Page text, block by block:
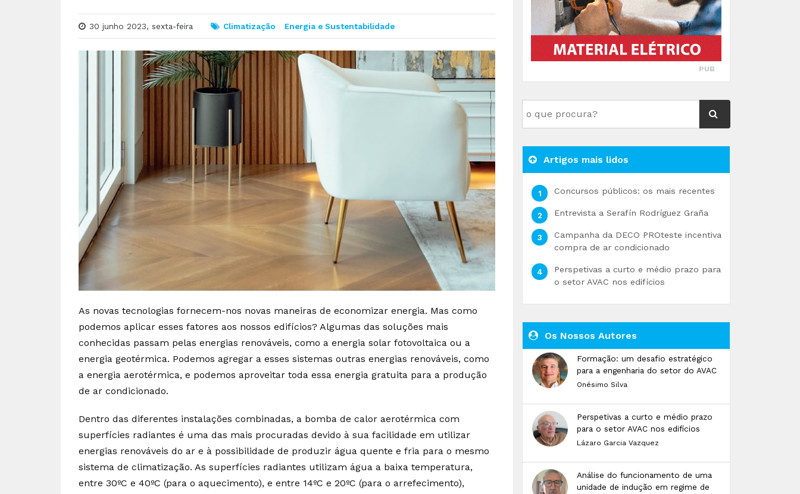
30 junho 2023, sexta-feira Climatização Energia e Sustentabilidade
As novas tecnologias fornecem-nos novas maneiras de economizar energia. Mas como
podemos aplicar esses fatores aos nossos edifícios? Algumas das soluções mais
conhecidas passam pelas energias renováveis, como a energia solar fotovoltaica ou a
energia geotérmica. Podemos agregar a esses sistemas outras energias renováveis, como
a energia aerotérmica, e podemos aproveitar toda essa energia gratuita para a produção
de ar condicionado.
Dentro das diferentes instalações combinadas, a bomba de calor aerotérmica com
superfícies radiantes é uma das mais procuradas devido à sua facilidade em utilizar
energias renováveis do ar e à possibilidade de produzir água quente e fria para o mesmo
sistema de climatização. As superfícies radiantes utilizam água a baixa temperatura,
entre 30ºC e 40ºC (para o aquecimento), e entre 14ºC e 20ºC (para o arrefecimento),
PUB
Artigos mais lidos
Concursos públicos: os mais recentes
Entrevista a Serafín Rodríguez Graña
Campanha da DECO PROteste incentiva
compra de ar condicionado
Perspetivas a curto e médio prazo para
o setor AVAC nos edifícios
Os Nossos Autores
Formação: um desafio estratégico
para a engenharia do setor do AVAC
Onésimo Silva
Perspetivas a curto e médio prazo
para o setor AVAC nos edifícios
Lázaro Garcia Vazquez
Análise do funcionamento de uma
unidade de indução em regime de